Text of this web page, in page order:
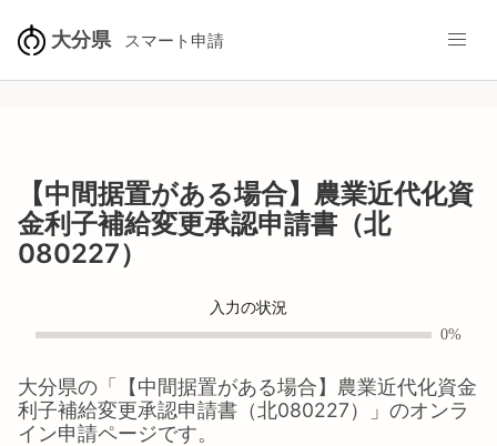
大分県 スマート申請
【中間据置がある場合】農業近代化資
金利子補給変更承認申請書（北
080227）
入力の状況
0%
大分県の「
【中間据置がある場合】農業近代化資金
利子補給変更承認申請書（北080227）
」のオンラ
イン申請ページです。